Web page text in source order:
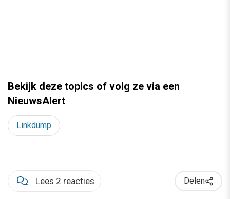
Bekijk deze topics of volg ze via een
NieuwsAlert
Linkdump
Lees 2 reacties Delen